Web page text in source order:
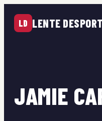
LD LENTE
JAMIE